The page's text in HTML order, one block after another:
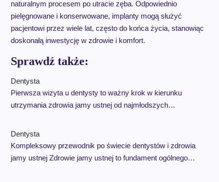
naturalnym procesem po utracie zęba. Odpowiednio
pielęgnowane i konserwowane, implanty mogą służyć
pacjentowi przez wiele lat, często do końca życia, stanowiąc
doskonałą inwestycję w zdrowie i komfort.
Sprawdź także:
Dentysta
Pierwsza wizyta u dentysty to ważny krok w kierunku
utrzymania zdrowia jamy ustnej od najmłodszych…
Dentysta
Kompleksowy przewodnik po świecie dentystów i zdrowia
jamy ustnej Zdrowie jamy ustnej to fundament ogólnego…